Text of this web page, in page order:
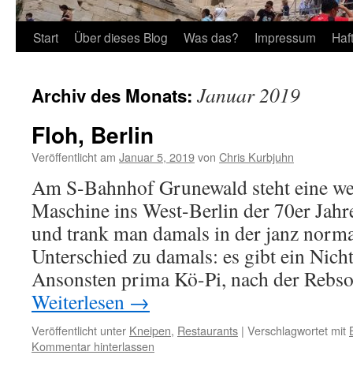
Start Über dieses Blog Was das? Impressum
Archiv des Monats: Januar 2019
Floh, Berlin
Veröffentlicht am Januar 5, 2019von Chris Kurbjuhn
Am S-Bahnhof Grunewald steht eine
Maschine ins West-Berlin der 70er
und trank man damals in der janz
Unterschied zu damals: es gibt ein
Ansonsten prima Kö-Pi, nach der
Weiterlesen →
Veröffentlicht unter Kneipen, Restaurants | Verschlagwortet mit
Kommentar hinterlassen